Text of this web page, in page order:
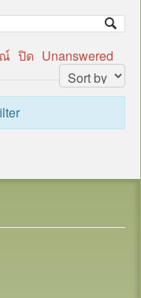
ปิด Unanswered